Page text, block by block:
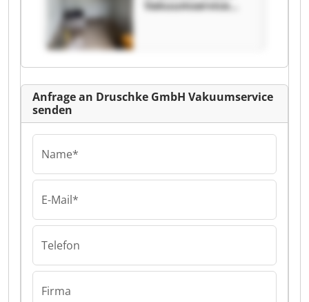
Vakuumservice
Anfrage an Druschke GmbH Vakuumservice
senden
Name*
E-Mail*
Telefon
Firma